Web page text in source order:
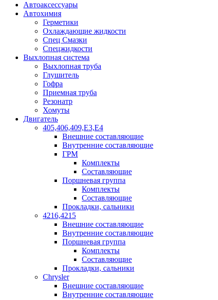
Автоаксессуары
Автохимия
Герметики
Охлаждающие жидкости
Спец Смазки
Спецжидкости
Выхлопная система
Выхлопная труба
Глушитель
Гофра
Приемная труба
Резонатр
Хомуты
Двигатель
405,406,409,Е3,Е4
Внешние составляющие
Внутренние составляющие
ГРМ
Комплекты
Составляющие
Поршневая группа
Комплекты
Составляющие
Прокладки, сальники
4216,4215
Внешние составляющие
Внутренние составляющие
Поршневая группа
Комплекты
Составляющие
Прокладки, сальники
Chrysler
Внешние составляющие
Внутренние составляющие